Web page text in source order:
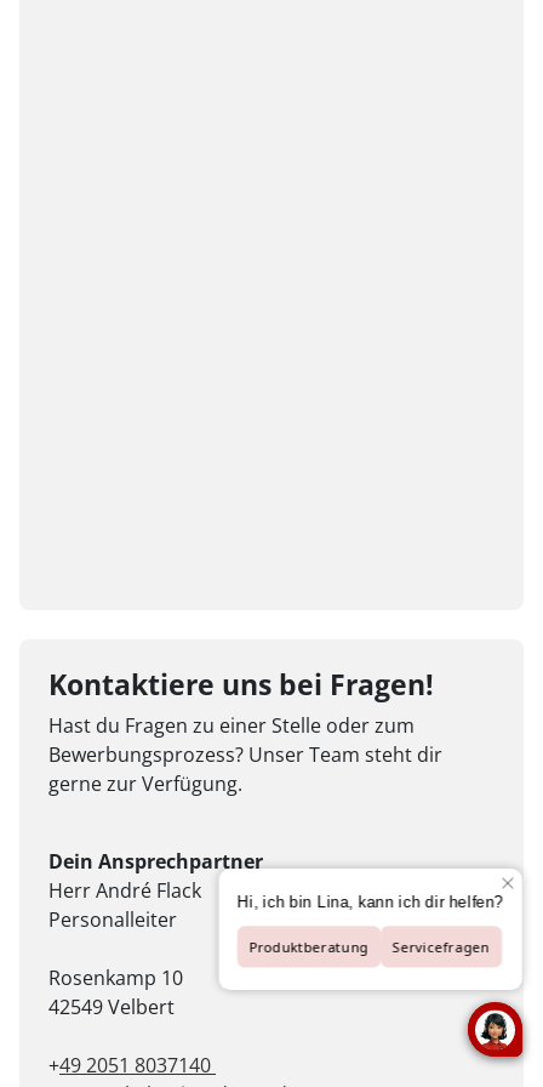
Kontaktiere uns bei Fragen!
Hast du Fragen zu einer Stelle oder zum
Bewerbungsprozess? Unser Team steht dir
gerne zur Verfügung.
Dein Ansprechpartner
Herr André Flack
Personalleiter
Rosenkamp 10
42549 Velbert
+49 2051 8037140